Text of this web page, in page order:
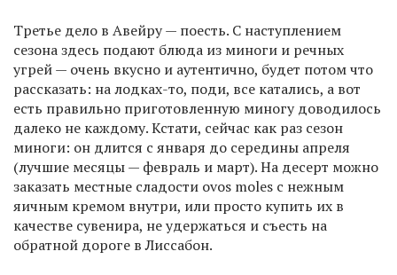
Третье дело в Авейру — поесть. С наступлением
сезона здесь подают блюда из миноги и речных
угрей — очень вкусно и аутентично, будет потом что
рассказать: на лодках-то, поди, все катались, а вот
есть правильно приготовленную миногу доводилось
далеко не каждому. Кстати, сейчас как раз сезон
миноги: он длится с января до середины апреля
(лучшие месяцы — февраль и март). На десерт можно
заказать местные сладости ovos moles с нежным
яичным кремом внутри, или просто купить их в
качестве сувенира, не удержаться и съесть на
обратной дороге в Лиссабон.